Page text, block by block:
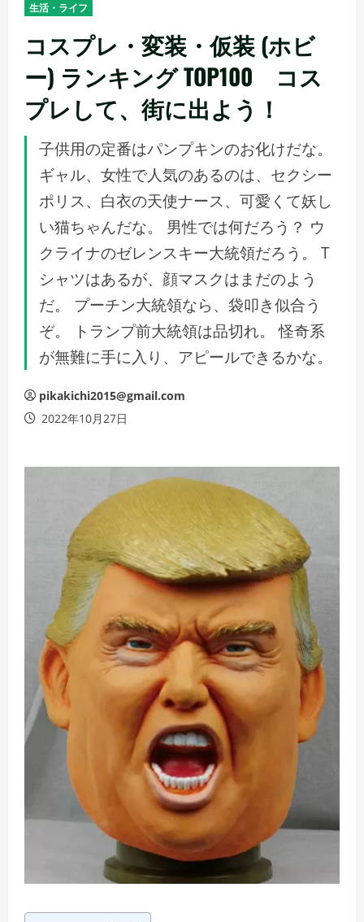
ー
生活・ライフ
コスプレ・変装・仮装 (ホビ
ー) ランキング TOP100 コス
プレして、街に出よう！
子供用の定番はパンプキンのお化けだな。
ギャル、女性で人気のあるのは、セクシー
ポリス、白衣の天使ナース、可愛くて妖し
い猫ちゃんだな。 男性では何だろう？ ウ
クライナのゼレンスキー大統領だろう。 T
シャツはあるが、顔マスクはまだのよう
だ。 プーチン大統領なら、袋叩き似合う
ぞ。 トランプ前大統領は品切れ。 怪奇系
が無難に手に入り、アピールできるかな。
pikakichi2015@gmail.com
2022年10月27日